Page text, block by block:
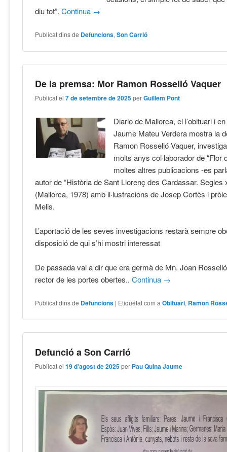
diu tot”.Continua →
Publicat dins de Defuncions,Son Carrió
De la premsa: Mor Ramon Rosselló Vaquer
Publicat el7 de setembre de 2025 perGuillem Pont
Diario de Mallorca, el l’obituari i
Jaume Mateu Verdera mostra la
Ramon Rosselló Vaquer,
molts anys col·laborador de “Flor
moltes altres publicacions -es
autor de “Història de Sant Llorenç des Cardassar. Segles
(Mallorca, 1978) amb il·lustracions de Josep Cortès i
Melis.
L’aportació de les seves investigacions restarà sempre
disposició de qui s’hi mostri interessat
De passada val a dir que era germà de Mn. Joan Rosselló
rector de les portes obertes..Continua →
Publicat dins de Defuncions | Etiquetat com a Obituari, Ramon
Defunció a Son Carrió
Publicat el19 d'agost de 2025 per Pau Quina Jaume